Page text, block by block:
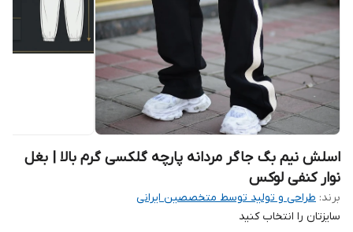
اسلش نیم بگ جاگر مردانه پارچه گلکسی گرم بالا | بغل
نوار کنفی لوکس
برند: طراحی و تولید توسط متخصصین ایرانی
سایزتان را انتخاب کنید